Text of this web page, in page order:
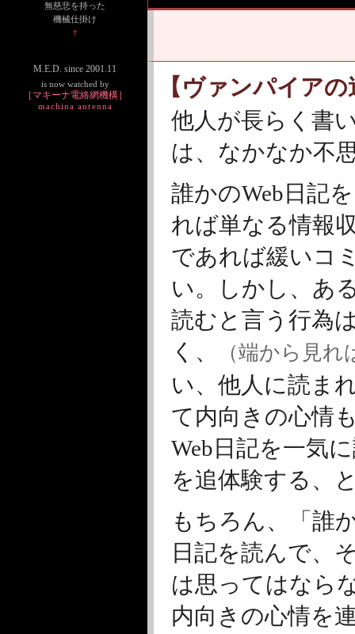
無慈悲を持った
機械仕掛け
†
M.E.D. since 2001.11
is now watched by
［マキーナ電絡網機構］
machina antenna
【ヴァンパイア
他人が長らく書
は、なかなか不
誰かのWeb日記
れば単なる情報
であれば緩いコ
い。しかし、あ
読むと言う行為
く、
（端から見れ
い、他人に読ま
て内向きの心情
Web日記を一気
を追体験する、
もちろん、「誰
日記を読んで、
は思ってはなら
内向きの心情を